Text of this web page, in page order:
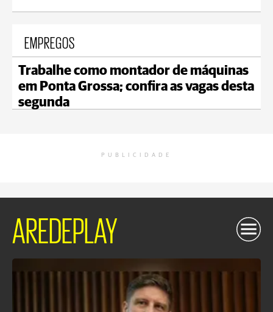
EMPREGOS
Trabalhe como montador de máquinas
em Ponta Grossa; confira as vagas desta
segunda
PUBLICIDADE
AREDEPLAY